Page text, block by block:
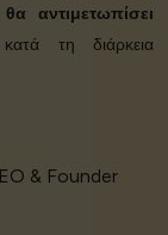
αντιμετωπίσει
τη διάρκεια
& Founder